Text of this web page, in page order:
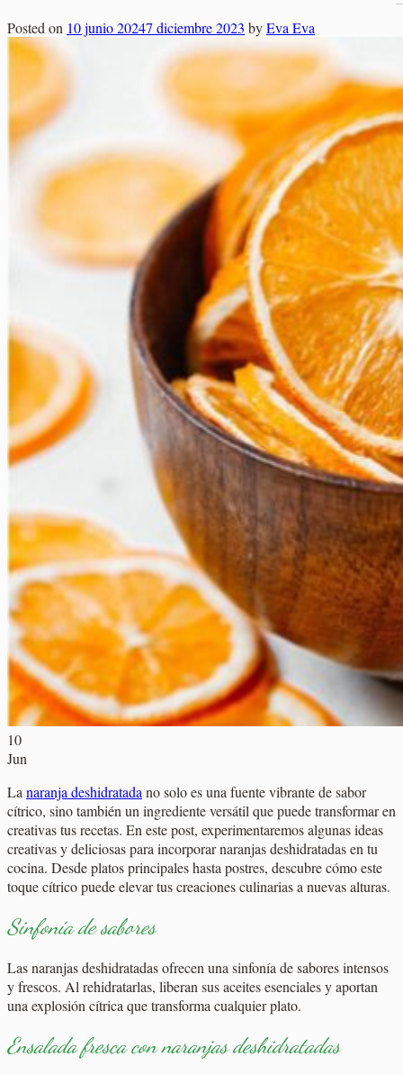
No hay productos en el carrito.
Carrito
No hay productos en el carrito.
Volver a la tienda
Salsas y Siropes
Posted on 10 junio 20247 diciembre 2023 byEva Eva
10
Jun
La naranja deshidratada no solo es una fuente vibrante de sabor
cítrico, sino también un ingrediente versátil que puede transformar en
creativas tus recetas. En este post, experimentaremos algunas ideas
creativas y deliciosas para incorporar naranjas deshidratadas en tu
cocina. Desde platos principales hasta postres, descubre cómo este
toque cítrico puede elevar tus creaciones culinarias a nuevas alturas.
Sinfonía de sabores
Las naranjas deshidratadas ofrecen una sinfonía de sabores intensos
y frescos. Al rehidratarlas, liberan sus aceites esenciales y aportan
una explosión cítrica que transforma cualquier plato.
Ensalada fresca con naranjas deshidratadas